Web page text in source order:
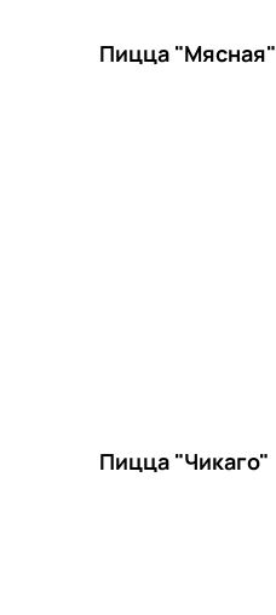
Пицца "Мясная"
Пицца "Чикаго"